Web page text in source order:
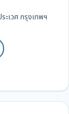
ะเวศ กรุงเทพฯ